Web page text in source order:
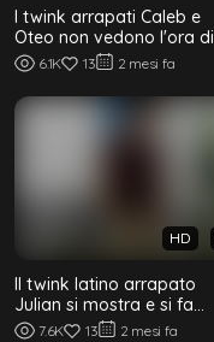
I twink arrapati Caleb e
Oteo non vedono l'ora di
scopare bareback
6.1K 13 2 mesi fa
HD
Il twink latino arrapato
Julian si mostra e si fa
scopare bareback
7.6K 13 2 mesi fa